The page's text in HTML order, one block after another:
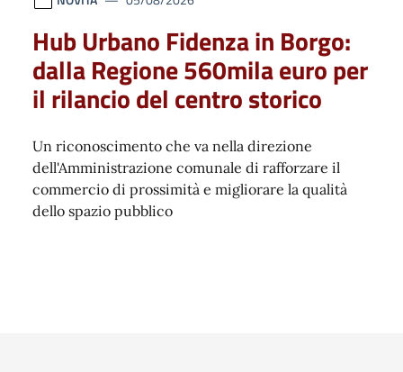
Hub Urbano Fidenza in Borgo:
dalla Regione 560mila euro per
il rilancio del centro storico
Un riconoscimento che va nella direzione
dell'Amministrazione comunale di rafforzare il
commercio di prossimità e migliorare la qualità
dello spazio pubblico